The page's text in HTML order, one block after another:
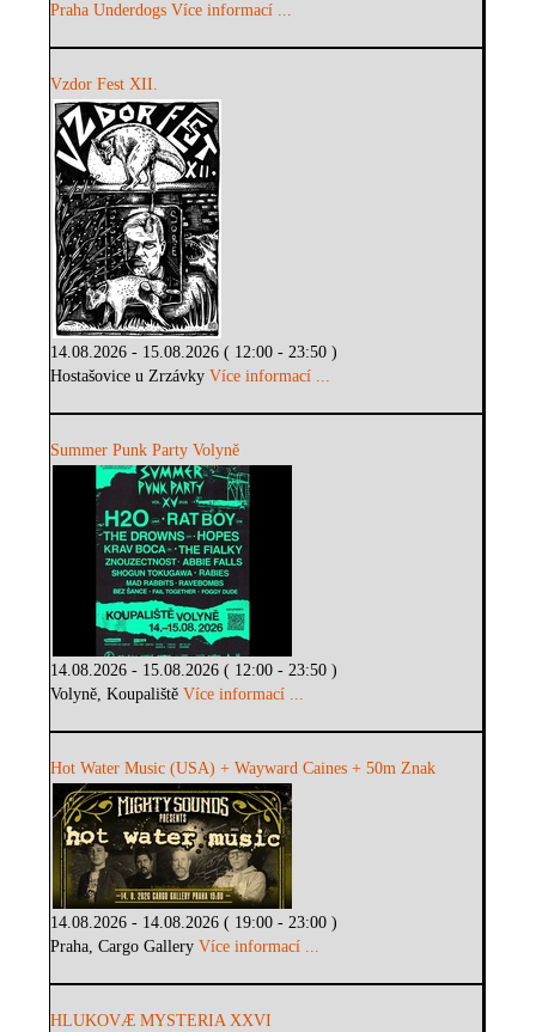
Praha Underdogs Více informací ...
Vzdor Fest XII.
14.08.2026 - 15.08.2026 ( 12:00 - 23:50 )
Hostašovice u ZrzávkyVíce informací ...
Summer Punk Party Volyně
14.08.2026 - 15.08.2026 ( 12:00 - 23:50 )
Volyně, KoupalištěVíce informací ...
Hot Water Music (USA) + Wayward Caines + 50m Znak
14.08.2026 - 14.08.2026 ( 19:00 - 23:00 )
Praha, Cargo GalleryVíce informací ...
HLUKOVÆ MYSTERIA XXVI